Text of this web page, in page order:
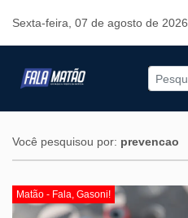
Sexta-feira, 07 de agosto de 2026
Você pesquisou por: prevencao
Matão - Fala, Gasoni!